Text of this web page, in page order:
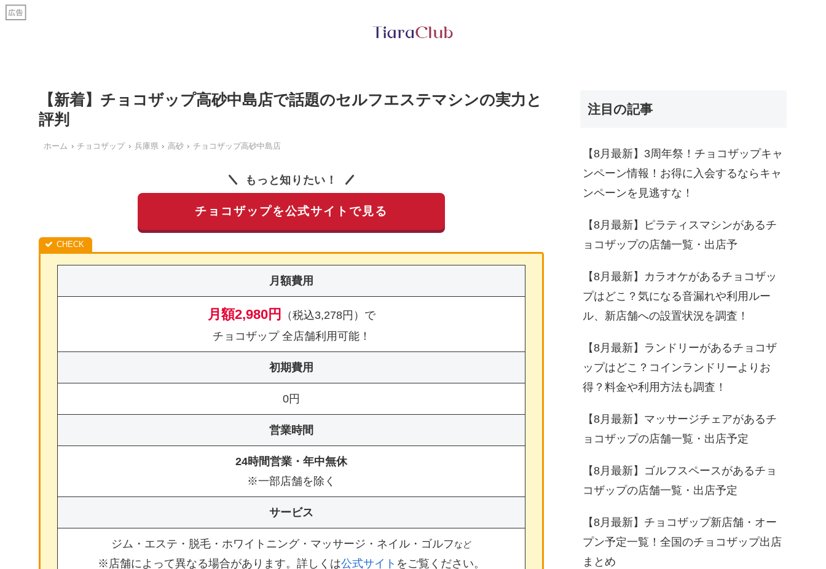
【新着】チョコザップ高砂中島店で話題のセルフエステマシンの実力と
評判
ホーム チョコザップ 兵庫県 高砂 チョコザップ高砂中島店
もっと知りたい！
チョコザップを公式サイトで見る
月額費用
月額2,980円
（税込3,278円）で
チョコザップ 全店舗利用可能！
初期費用
0円
営業時間
24時間営業・年中無休
※一部店舗を除く
サービス
ジム・エステ・脱毛・ホワイトニング・マッサージ・ネイル・ゴルフなど
※店舗によって異なる場合があります。詳しくは公式サイト をご覧ください。
注目の記事
【8月最新】3周年祭！チョコザップキャ
ンペーン情報！お得に入会するならキャ
ンペーンを見逃すな！
【8月最新】ピラティスマシンがあるチ
ョコザップの店舗一覧・出店予
【8月最新】カラオケがあるチョコザッ
プはどこ？気になる音漏れや利用ルー
ル、新店舗への設置状況を調査！
【8月最新】ランドリーがあるチョコザ
ップはどこ？コインランドリーよりお
得？料金や利用方法も調査！
【8月最新】マッサージチェアがあるチ
ョコザップの店舗一覧・出店予定
【8月最新】ゴルフスペースがあるチョ
コザップの店舗一覧・出店予定
【8月最新】チョコザップ新店舗・オー
プン予定一覧！全国のチョコザップ出店
まとめ